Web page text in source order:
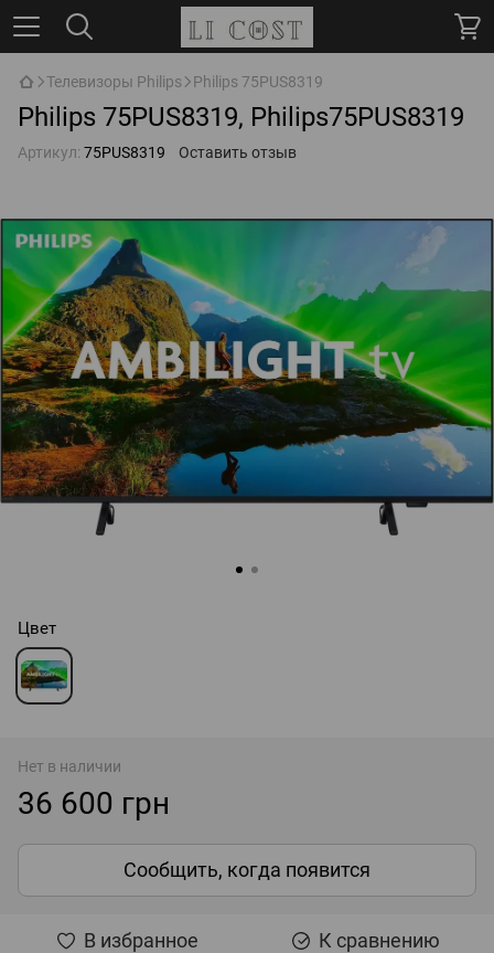
Телевизоры Philips Philips 75PUS8319
Philips 75PUS8319, Philips75PUS8319
Артикул: 75PUS8319 Оставить отзыв
Цвет
Нет в наличии
36 600 грн
Сообщить, когда появится
В избранное К сравнению